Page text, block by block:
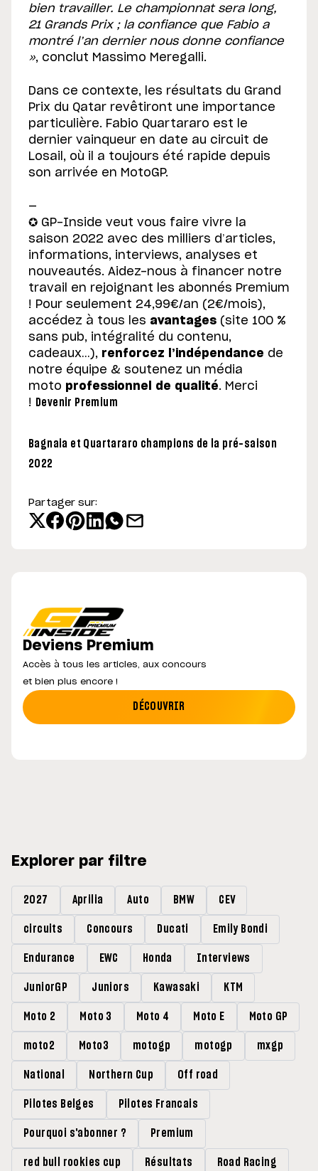
bien travailler. Le championnat sera long,
21 Grands Prix ; la confiance que Fabio a
montré l’an dernier nous donne confiance
», conclut Massimo Meregalli.
Dans ce contexte, les résultats du Grand
Prix du Qatar revêtiront une importance
particulière. Fabio Quartararo est le
dernier vainqueur en date au circuit de
Losail, où il a toujours été rapide depuis
son arrivée en MotoGP.
—
✪ GP-Inside veut vous faire vivre la
saison 2022 avec des milliers d’articles,
informations, interviews, analyses et
nouveautés. Aidez-nous à financer notre
travail en rejoignant les abonnés Premium
! Pour seulement 24,99€/an (2€/mois),
accédez à tous les avantages (site 100 %
sans pub, intégralité du contenu,
cadeaux…), renforcez l’indépendance de
notre équipe & soutenez un média
moto professionnel de qualité. Merci
!
Devenir Premium
Bagnaia et Quartararo champions de la pré-saison
2022
Partager sur:
Deviens Premium
Accès à tous les articles, aux concours
et bien plus encore !
DÉCOUVRIR
Explorer par filtre
2027 Aprilia Auto BMW CEV
circuits Concours Ducati Emily Bondi
Endurance EWC Honda Interviews
JuniorGP Juniors Kawasaki KTM
Moto 2 Moto 3 Moto 4 Moto E Moto GP
moto2 Moto3 motogp motogp mxgp
National Northern Cup Off road
Pilotes Belges Pilotes Francais
Pourquoi s'abonner ? Premium
red bull rookies cup Résultats Road Racing